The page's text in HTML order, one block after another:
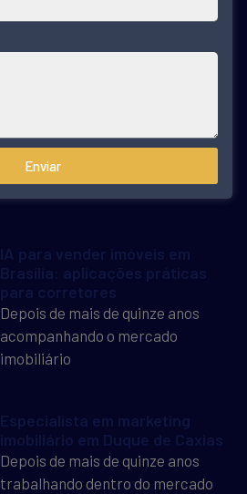
Enviar
IA para vender imóveis em
Brasília: aplicações práticas
para corretores
Depois de mais de quinze anos
acompanhando o mercado
imobiliário
Especialista em marketing
imobiliário em Duque de Caxias
Depois de mais de quinze anos
trabalhando dentro do mercado